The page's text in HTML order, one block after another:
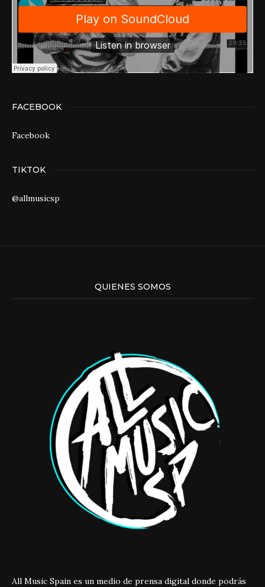
FACEBOOK
Facebook
TIKTOK
@allmusicsp
QUIENES SOMOS
All Music Spain es un medio de prensa digital donde podrás